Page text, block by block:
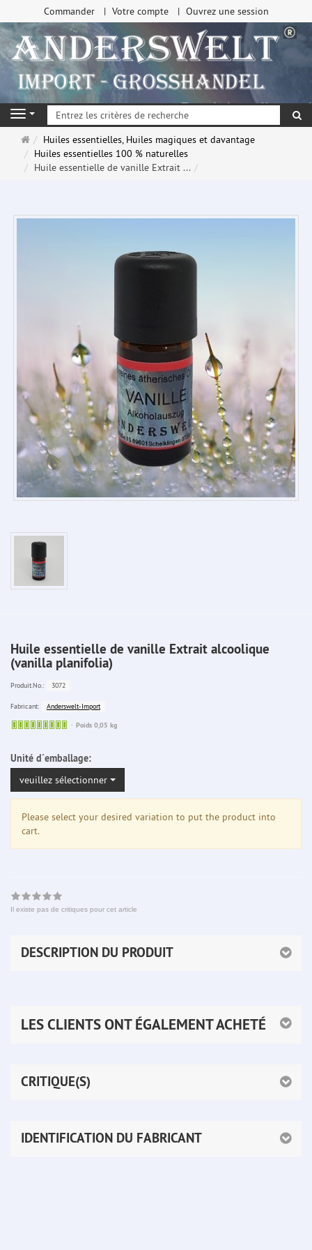
Commander Votre compte Ouvrez une session
Navigation
Page
d'accueil
Huiles essentielles, Huiles magiques et davantage
Huiles essentielles 100 % naturelles
Huile essentielle de vanille Extrait ...
Huile essentielle de vanille Extrait alcoolique
(vanilla planifolia)
Produit.No.: 3072
Fabricant:
Anderswelt-Import
Sofort
Poids 0,05 kg
Unité d´emballage:
veuillez sélectionner
Please select your desired variation to put the product into
cart.
Il existe pas de critiques pour cet article
DESCRIPTION DU PRODUIT
LES CLIENTS ONT ÉGALEMENT ACHETÉ
CRITIQUE(S)
IDENTIFICATION DU FABRICANT